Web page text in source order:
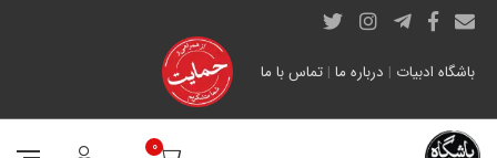
باشگاه ادبیات | درباره ما | تماس با ما
0